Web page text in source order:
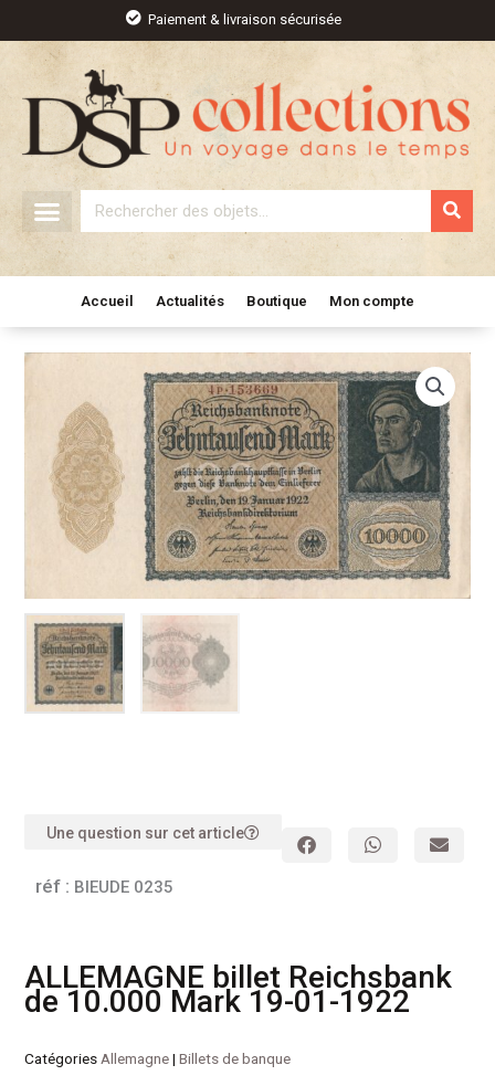
contenu
Paiement & livraison sécurisée
Rechercher
Accueil Actualités Boutique Mon compte
Une question sur cet article
réf : BIEUDE 0235
ALLEMAGNE billet Reichsbank
de 10.000 Mark 19-01-1922
CatégoriesAllemagne|Billets de banque